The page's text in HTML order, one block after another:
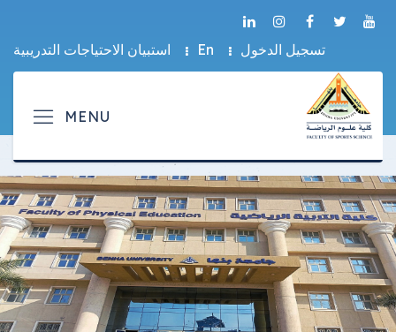
تسجيل الدخول En استبيان الاحتياجات التدريبية